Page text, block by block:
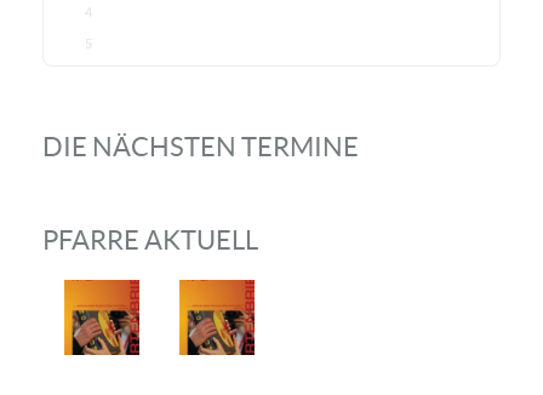
4
5
DIE NÄCHSTEN TERMINE
PFARRE AKTUELL